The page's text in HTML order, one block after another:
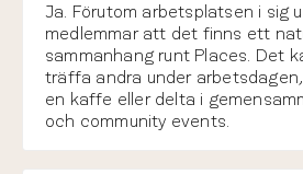
Ja. Förutom arbetsplatsen i sig
medlemmar att det finns ett
sammanhang runt Places. Det
träffa andra under
en kaffe eller delta i
och community events.